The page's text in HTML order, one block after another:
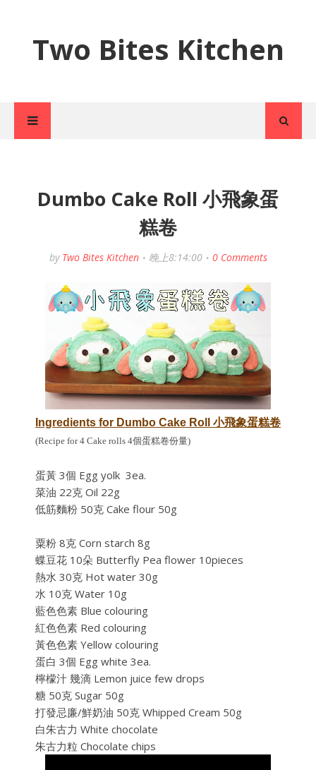
Two Bites Kitchen
Dumbo Cake Roll 小飛象蛋
糕卷
by Two Bites Kitchen 晚上8:14:00 0 Comments
Ingredients for Dumbo Cake Roll 小飛象蛋糕卷
(Recipe for 4 Cake rolls 4個蛋糕卷份量)
蛋黃 3個 Egg yolk 3ea.
菜油 22克 Oil 22g
低筋麵粉 50克 Cake flour 50g
粟粉 8克 Corn starch 8g
蝶豆花 10朵 Butterfly Pea flower 10pieces
熱水 30克 Hot water 30g
水 10克 Water 10g
藍色色素 Blue colouring
紅色色素 Red colouring
黃色色素 Yellow colouring
蛋白 3個 Egg white 3ea.
檸檬汁 幾滴 Lemon juice few drops
糖 50克 Sugar 50g
打發忌廉/鮮奶油 50克 Whipped Cream 50g
白朱古力 White chocolate
朱古力粒 Chocolate chips